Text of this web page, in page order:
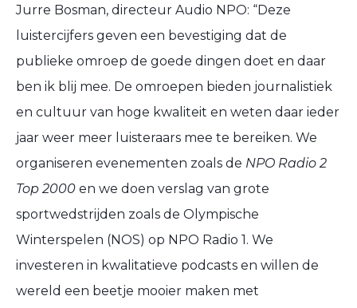
Jurre Bosman, directeur Audio NPO: “Deze
luistercijfers geven een bevestiging dat de
publieke omroep de goede dingen doet en daar
ben ik blij mee. De omroepen bieden journalistiek
en cultuur van hoge kwaliteit en weten daar ieder
jaar weer meer luisteraars mee te bereiken. We
organiseren evenementen zoals de NPO Radio 2
Top 2000 en we doen verslag van grote
sportwedstrijden zoals de Olympische
Winterspelen (NOS) op NPO Radio 1. We
investeren in kwalitatieve podcasts en willen de
wereld een beetje mooier maken met